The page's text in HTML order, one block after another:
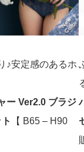
♪安定感のあるホ
ー Ver2.0 ブラジ
【 B65 – H90